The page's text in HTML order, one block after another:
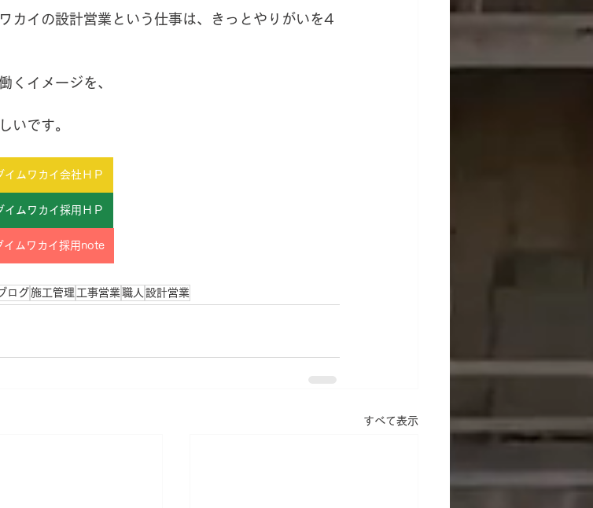
カイの設計営業という仕事は、きっとやりがいを4
くイメージを、
いです。
イムワカイ会社ＨＰ
イムワカイ採用ＨＰ
イムワカイ採用note
ログ施工管理 工事営業 職人 設計営業
すべて表示